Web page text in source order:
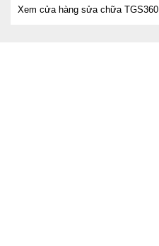
Xem cửa hàng sửa chữa TGS360